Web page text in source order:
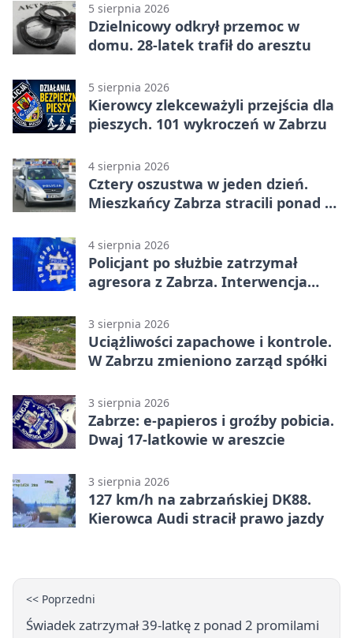
5 sierpnia 2026
Dzielnicowy odkrył przemoc w
domu. 28-latek trafił do aresztu
5 sierpnia 2026
Kierowcy zlekceważyli przejścia dla
pieszych. 101 wykroczeń w Zabrzu
4 sierpnia 2026
Cztery oszustwa w jeden dzień.
Mieszkańcy Zabrza stracili ponad 6
4 sierpnia 2026
Policjant po służbie zatrzymał
agresora z Zabrza. Interwencja
3 sierpnia 2026
Uciążliwości zapachowe i kontrole.
W Zabrzu zmieniono zarząd spółki
3 sierpnia 2026
Zabrze: e-papieros i groźby pobicia.
Dwaj 17-latkowie w areszcie
3 sierpnia 2026
127 km/h na zabrzańskiej DK88.
Kierowca Audi stracił prawo jazdy
<< Poprzedni
Świadek zatrzymał 39‑latkę z ponad 2 promilami